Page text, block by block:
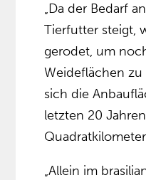
„Da der Bedarf
Tierfutter steigt,
gerodet, um
Weideflächen zu
sich die
letzten 20
„Allein im